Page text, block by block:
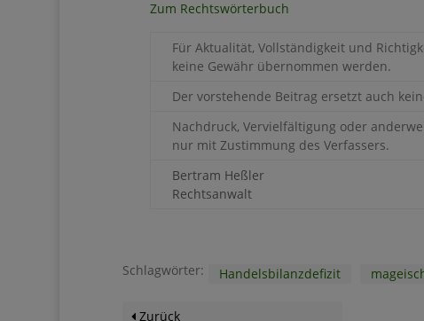
Zum Rechtswörterbuch
Für Aktualität, Vollständigkeit und
keine Gewähr übernommen werden.
Der vorstehende Beitrag ersetzt auch
Nachdruck, Vervielfältigung oder
nur mit Zustimmung des Verfassers.
Bertram Heßler
Rechtsanwalt
Schlagwörter: Handelsbilanzdefizit
Zurück